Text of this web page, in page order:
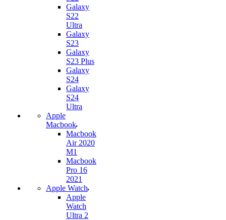
Galaxy
S22
Ultra
Galaxy
S23
Galaxy
S23 Plus
Galaxy
S24
Galaxy
S24
Ultra
Apple
Macbook
Macbook
Air 2020
M1
Macbook
Pro 16
2021
Apple Watch
Apple
Watch
Ultra 2